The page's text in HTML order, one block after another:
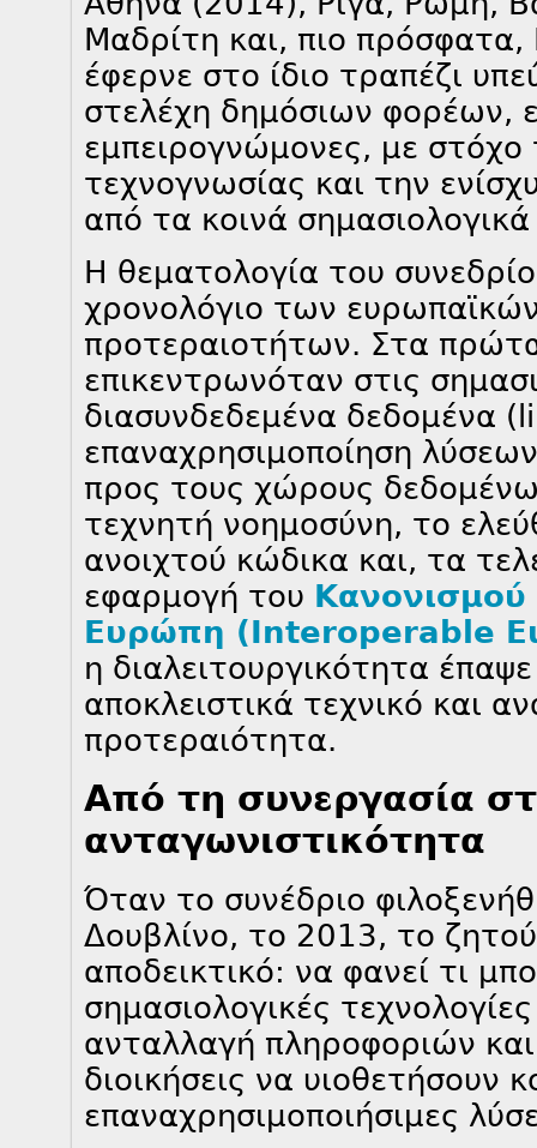
Μαδρίτη και, πιο
έφερνε στο ίδιο τραπέζι
στελέχη δημόσιων φορέων,
εμπειρογνώμονες, με
τεχνογνωσίας και την
από τα κοινά
Η θεματολογία του
χρονολόγιο των
προτεραιοτήτων. Στα
επικεντρωνόταν στις
διασυνδεδεμένα δεδομένα
επαναχρησιμοποίηση
προς τους χώρους
τεχνητή νοημοσύνη, το
ανοιχτού κώδικα και, τα
εφαρμογή του Κανονισμού
Ευρώπη (Interoperable
η διαλειτουργικότητα
αποκλειστικά τεχνικό και
προτεραιότητα.
Από τη συνεργασία
ανταγωνιστικότητα
Όταν το συνέδριο
Δουβλίνο, το 2013, το
αποδεικτικό: να φανεί τι
σημασιολογικές
ανταλλαγή πληροφοριών
διοικήσεις να υιοθετήσουν
επαναχρησιμοποιήσιμες